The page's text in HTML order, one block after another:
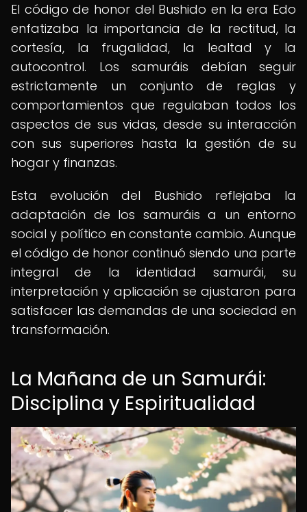
El código de honor del Bushido en la era Edo
enfatizaba la importancia de la rectitud, la
cortesía, la frugalidad, la lealtad y la
autocontrol. Los samuráis debían seguir
estrictamente un conjunto de reglas y
comportamientos que regulaban todos los
aspectos de sus vidas, desde su interacción
con sus superiores hasta la gestión de su
hogar y finanzas.
Esta evolución del Bushido reflejaba la
adaptación de los samuráis a un entorno
social y político en constante cambio. Aunque
el código de honor continuó siendo una parte
integral de la identidad samurái, su
interpretación y aplicación se ajustaron para
satisfacer las demandas de una sociedad en
transformación.
La Mañana de un Samurái:
Disciplina y Espiritualidad